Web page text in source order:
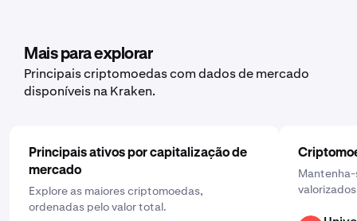
Mais para explorar
Principais criptomoedas com dados de mercado
disponíveis na Kraken.
Principais ativos por capitalização de
mercado
Explore as maiores criptomoedas,
ordenadas pelo valor total.